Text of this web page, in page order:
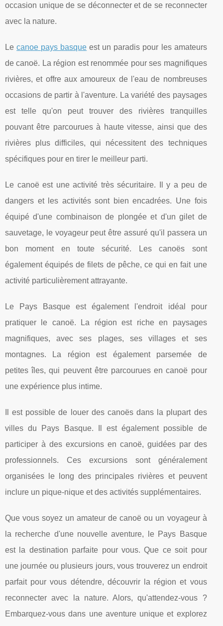
occasion unique de se déconnecter et de se reconnecter
avec la nature.
Lecanoe pays basque est un paradis pour les amateurs
de canoë. La région est renommée pour ses magnifiques
rivières, et offre aux amoureux de l'eau de nombreuses
occasions de partir à l'aventure. La variété des paysages
est telle qu'on peut trouver des rivières tranquilles
pouvant être parcourues à haute vitesse, ainsi que des
rivières plus difficiles, qui nécessitent des techniques
spécifiques pour en tirer le meilleur parti.
Le canoë est une activité très sécuritaire. Il y a peu de
dangers et les activités sont bien encadrées. Une fois
équipé d'une combinaison de plongée et d'un gilet de
sauvetage, le voyageur peut être assuré qu'il passera un
bon moment en toute sécurité. Les canoës sont
également équipés de filets de pêche, ce qui en fait une
activité particulièrement attrayante.
Le Pays Basque est également l'endroit idéal pour
pratiquer le canoë. La région est riche en paysages
magnifiques, avec ses plages, ses villages et ses
montagnes. La région est également parsemée de
petites îles, qui peuvent être parcourues en canoë pour
une expérience plus intime.
Il est possible de louer des canoës dans la plupart des
villes du Pays Basque. Il est également possible de
participer à des excursions en canoë, guidées par des
professionnels. Ces excursions sont généralement
organisées le long des principales rivières et peuvent
inclure un pique-nique et des activités supplémentaires.
Que vous soyez un amateur de canoë ou un voyageur à
la recherche d'une nouvelle aventure, le Pays Basque
est la destination parfaite pour vous. Que ce soit pour
une journée ou plusieurs jours, vous trouverez un endroit
parfait pour vous détendre, découvrir la région et vous
reconnecter avec la nature. Alors, qu'attendez-vous ?
Embarquez-vous dans une aventure unique et explorez